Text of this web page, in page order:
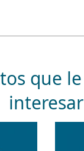
que
interesar